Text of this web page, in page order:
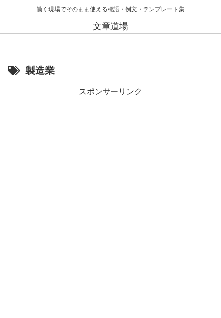
働く現場でそのまま使える標語・例文・テンプレート集
文章道場
製造業
スポンサーリンク